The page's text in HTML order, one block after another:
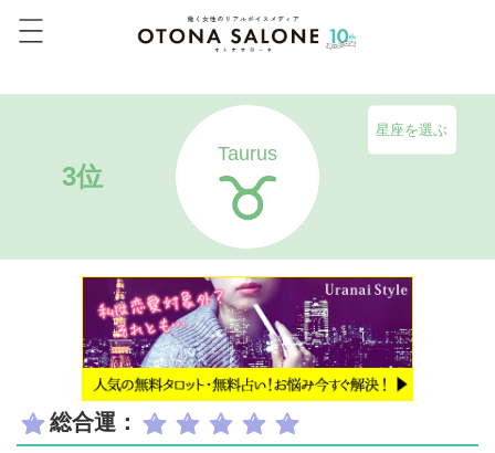
3位
Taurus
星座を選ぶ
総合運：